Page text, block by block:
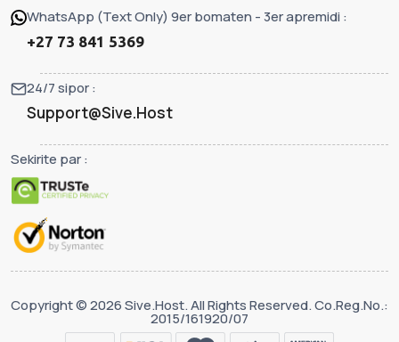
WhatsApp (Text Only) 9er bomaten - 3er apremidi :
+27 73 841 5369
24/7 sipor :
Support@Sive.Host
Sekirite par :
Copyright © 2026 Sive.Host. All Rights Reserved. Co.Reg.No.:
2015/161920/07